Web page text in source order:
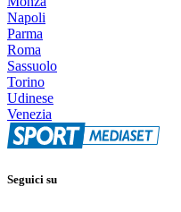
Napoli
Parma
Roma
Sassuolo
Torino
Udinese
Venezia
Seguici su